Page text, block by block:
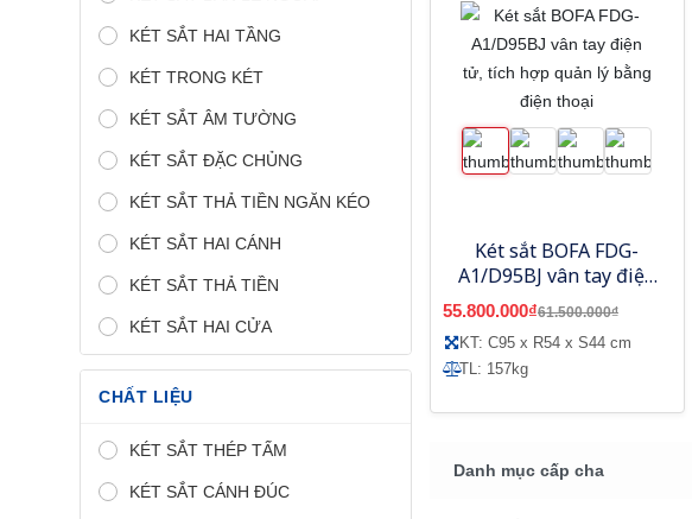
KÉT SẮT HAI TẦNG
KÉT TRONG KÉT
KÉT SẮT ÂM TƯỜNG
KÉT SẮT ĐẶC CHỦNG
KÉT SẮT THẢ TIỀN NGĂN KÉO
KÉT SẮT HAI CÁNH
KÉT SẮT THẢ TIỀN
KÉT SẮT HAI CỬA
CHẤT LIỆU
KÉT SẮT THÉP TẤM
KÉT SẮT CÁNH ĐÚC
Két sắt BOFA FDG-
A1/D95BJ vân tay điện
tử, tích hợp quản lý
bằng điện thoại
55.800.000₫61.500.000₫
KT: C95 x R54 x S44 cm
TL: 157kg
Danh mục cấp cha